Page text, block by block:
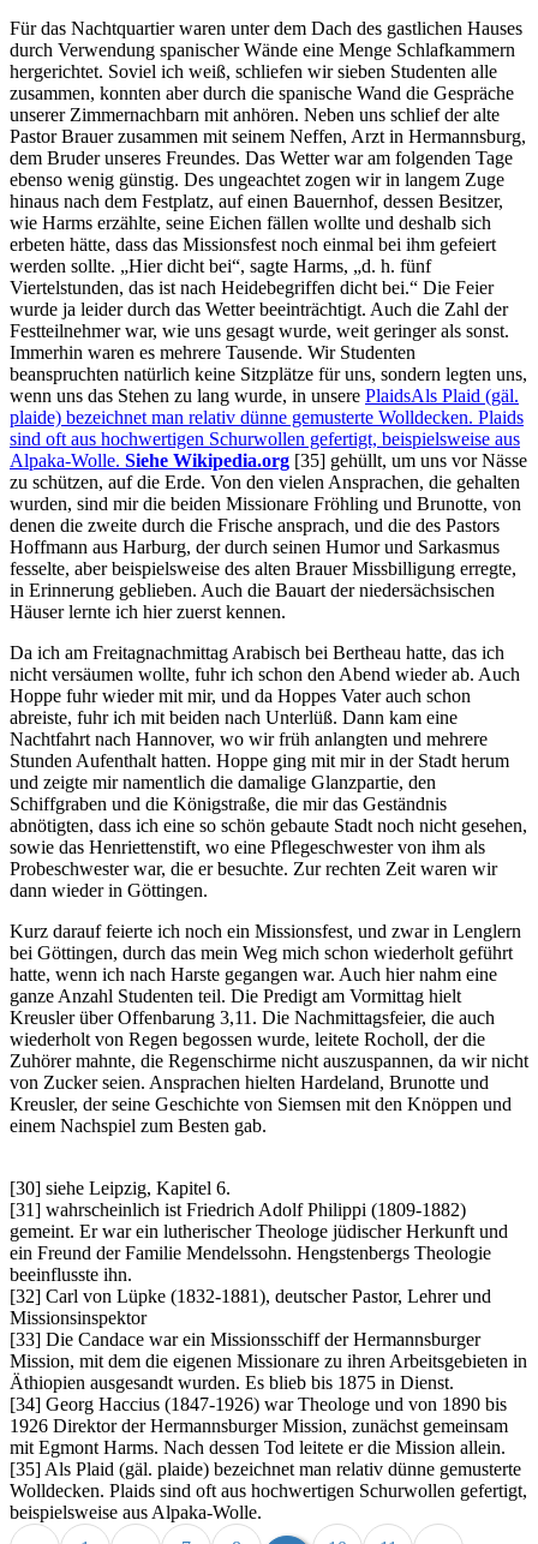
Für das Nachtquartier waren unter dem Dach des gastlichen Hauses
durch Verwendung spanischer Wände eine Menge Schlafkammern
hergerichtet. Soviel ich weiß, schliefen wir sieben Studenten alle
zusammen, konnten aber durch die spanische Wand die Gespräche
unserer Zimmernachbarn mit anhören. Neben uns schlief der alte
Pastor Brauer zusammen mit seinem Neffen, Arzt in Hermannsburg,
dem Bruder unseres Freundes. Das Wetter war am folgenden Tage
ebenso wenig günstig. Des ungeachtet zogen wir in langem Zuge
hinaus nach dem Festplatz, auf einen Bauernhof, dessen Besitzer,
wie Harms erzählte, seine Eichen fällen wollte und deshalb sich
erbeten hätte, dass das Missionsfest noch einmal bei ihm gefeiert
werden sollte.
Hier dicht bei , sagte Harms,
d. h. fünf
Viertelstunden, das ist nach Heidebegriffen dicht bei.
Die Feier
wurde ja leider durch das Wetter beeinträchtigt. Auch die Zahl der
Festteilnehmer war, wie uns gesagt wurde, weit geringer als sonst.
Immerhin waren es mehrere Tausende. Wir Studenten
beanspruchten natürlich keine Sitzplätze für uns, sondern legten uns,
wenn uns das Stehen zu lang wurde, in unsere PlaidsAls Plaid (gäl.
plaide) bezeichnet man relativ dünne gemusterte Wolldecken. Plaids
sind oft aus hochwertigen Schurwollen gefertigt, beispielsweise aus
Alpaka-Wolle. Siehe Wikipedia.org [35] gehüllt, um uns vor Nässe
zu schützen, auf die Erde. Von den vielen Ansprachen, die gehalten
wurden, sind mir die beiden Missionare Fröhling und Brunotte, von
denen die zweite durch die Frische ansprach, und die des Pastors
Hoffmann aus Harburg, der durch seinen Humor und Sarkasmus
fesselte, aber beispielsweise des alten Brauer Missbilligung erregte,
in Erinnerung geblieben. Auch die Bauart der niedersächsischen
Häuser lernte ich hier zuerst kennen.
Da ich am Freitagnachmittag Arabisch bei Bertheau hatte, das ich
nicht versäumen wollte, fuhr ich schon den Abend wieder ab. Auch
Hoppe fuhr wieder mit mir, und da Hoppes Vater auch schon
abreiste, fuhr ich mit beiden nach Unterlüß. Dann kam eine
Nachtfahrt nach Hannover, wo wir früh anlangten und mehrere
Stunden Aufenthalt hatten. Hoppe ging mit mir in der Stadt herum
und zeigte mir namentlich die damalige Glanzpartie, den
Schiffgraben und die Königstraße, die mir das Geständnis
abnötigten, dass ich eine so schön gebaute Stadt noch nicht gesehen,
sowie das Henriettenstift, wo eine Pflegeschwester von ihm als
Probeschwester war, die er besuchte. Zur rechten Zeit waren wir
dann wieder in Göttingen.
Kurz darauf feierte ich noch ein Missionsfest, und zwar in Lenglern
bei Göttingen, durch das mein Weg mich schon wiederholt geführt
hatte, wenn ich nach Harste gegangen war. Auch hier nahm eine
ganze Anzahl Studenten teil. Die Predigt am Vormittag hielt
Kreusler über Offenbarung 3,11. Die Nachmittagsfeier, die auch
wiederholt von Regen begossen wurde, leitete Rocholl, der die
Zuhörer mahnte, die Regenschirme nicht auszuspannen, da wir nicht
von Zucker seien. Ansprachen hielten Hardeland, Brunotte und
Kreusler, der seine Geschichte von Siemsen mit den Knöppen und
einem Nachspiel zum Besten gab.
[30] siehe Leipzig, Kapitel 6.
[31] wahrscheinlich ist Friedrich Adolf Philippi (1809-1882)
gemeint. Er war ein lutherischer Theologe jüdischer Herkunft und
ein Freund der Familie Mendelssohn. Hengstenbergs Theologie
beeinflusste ihn.
[32] Carl von Lüpke (1832-1881), deutscher Pastor, Lehrer und
Missionsinspektor
[33] Die Candace war ein Missionsschiff der Hermannsburger
Mission, mit dem die eigenen Missionare zu ihren Arbeitsgebieten in
Äthiopien ausgesandt wurden. Es blieb bis 1875 in Dienst.
[34] Georg Haccius (1847-1926) war Theologe und von 1890 bis
1926 Direktor der Hermannsburger Mission, zunächst gemeinsam
mit Egmont Harms. Nach dessen Tod leitete er die Mission allein.
[35] Als Plaid (gäl. plaide) bezeichnet man relativ dünne gemusterte
Wolldecken. Plaids sind oft aus hochwertigen Schurwollen gefertigt,
beispielsweise aus Alpaka-Wolle.